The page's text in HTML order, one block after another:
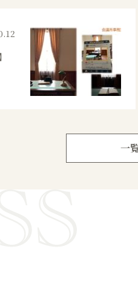
一